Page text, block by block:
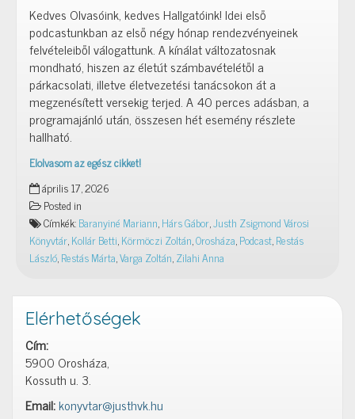
Kedves Olvasóink, kedves Hallgatóink! Idei első
podcastunkban az első négy hónap rendezvényeinek
felvételeiből válogattunk. A kínálat változatosnak
mondható, hiszen az életút számbavételétől a
párkacsolati, illetve életvezetési tanácsokon át a
megzenésített versekig terjed. A 40 perces adásban, a
programajánló után, összesen hét esemény részlete
hallható.
Elolvasom az egész cikket!
Leltár,
hűség,
gyengédség
–
JZsVK
Podcast
04.
17.
április 17, 2026
Posted in
Címkék:Baranyiné Mariann,Hárs Gábor,Justh Zsigmond Városi
Könyvtár,Kollár Betti,Körmöczi Zoltán,Orosháza,Podcast,Restás
László,Restás Márta,Varga Zoltán,Zilahi Anna
Elérhetőségek
Cím:
5900 Orosháza,
Kossuth u. 3.
Email:konyvtar@justhvk.hu